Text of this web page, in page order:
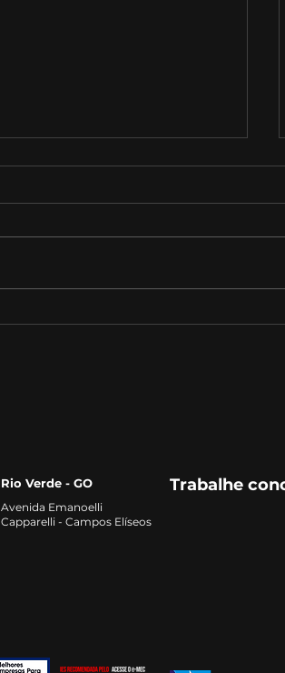
Trabalhe
Rio Verde - GO
Avenida Emanoelli
Capparelli - Campos Elíseos